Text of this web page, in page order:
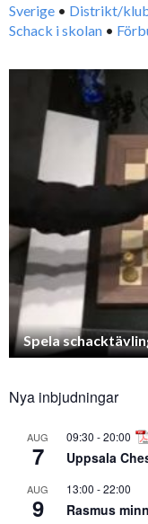
Sverige • Distrikt/
Schack i skolan •
Spela
Nya inbjudningar
AUG
7
09:30 -20:00
Uppsala
AUG
9
13:00 -22:00
Rasmus